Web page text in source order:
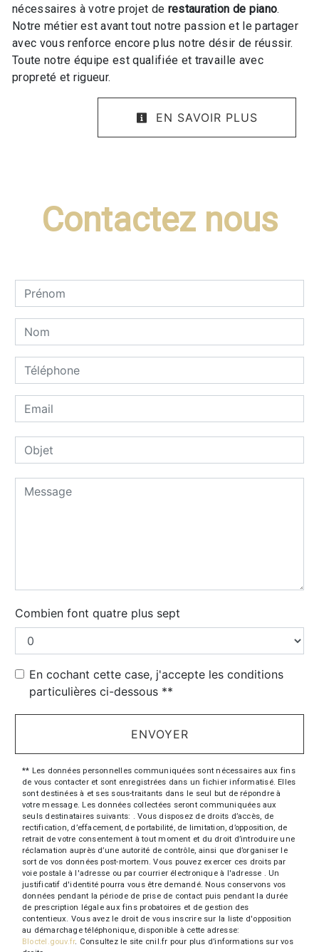
nécessaires à votre projet de restauration de piano.
Notre métier est avant tout notre passion et le partager
avec vous renforce encore plus notre désir de réussir.
Toute notre équipe est qualifiée et travaille avec
propreté et rigueur.
EN SAVOIR PLUS
Contactez nous
Combien font quatre plus sept
En cochant cette case, j'accepte les conditions
particulières ci-dessous **
ENVOYER
** Les données personnelles communiquées sont nécessaires aux fins
de vous contacter et sont enregistrées dans un fichier informatisé. Elles
sont destinées à et ses sous-traitants dans le seul but de répondre à
votre message. Les données collectées seront communiquées aux
seuls destinataires suivants: . Vous disposez de droits d’accès, de
rectification, d’effacement, de portabilité, de limitation, d’opposition, de
retrait de votre consentement à tout moment et du droit d’introduire une
réclamation auprès d’une autorité de contrôle, ainsi que d’organiser le
sort de vos données post-mortem. Vous pouvez exercer ces droits par
voie postale à l'adresse ou par courrier électronique à l'adresse . Un
justificatif d'identité pourra vous être demandé. Nous conservons vos
données pendant la période de prise de contact puis pendant la durée
de prescription légale aux fins probatoires et de gestion des
contentieux. Vous avez le droit de vous inscrire sur la liste d'opposition
au démarchage téléphonique, disponible à cette adresse:
Bloctel.gouv.fr. Consultez le site cnil.fr pour plus d’informations sur vos